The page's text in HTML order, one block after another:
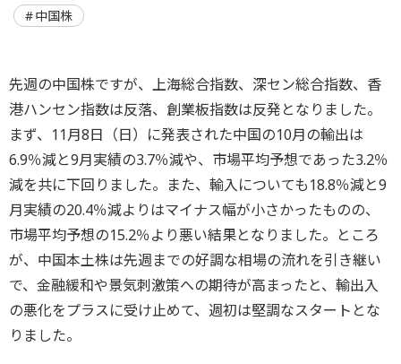
中国株
先週の中国株ですが、上海総合指数、深セン総合指数、香
港ハンセン指数は反落、創業板指数は反発となりました。
まず、11月8日（日）に発表された中国の10月の輸出は
6.9％減と9月実績の3.7％減や、市場平均予想であった3.2％
減を共に下回りました。また、輸入についても18.8％減と9
月実績の20.4％減よりはマイナス幅が小さかったものの、
市場平均予想の15.2％より悪い結果となりました。ところ
が、中国本土株は先週までの好調な相場の流れを引き継い
で、金融緩和や景気刺激策への期待が高まったと、輸出入
の悪化をプラスに受け止めて、週初は堅調なスタートとな
りました。